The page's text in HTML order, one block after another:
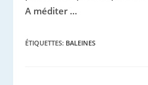
A méditer …
ÉTIQUETTES: BALEINES